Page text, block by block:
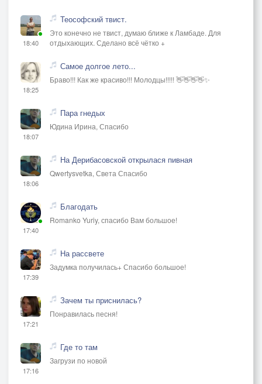
18:40
Теософский твист.
Это конечно не твист, думаю ближе к Ламбаде. Для
отдыхающих. Сделано всё чётко +
18:25
Самое долгое лето...
Браво!!! Как же красиво!!! Молодцы!!!!! 👋👋👋👋✨
18:07
Пара гнедых
Юдина Ирина, Спасибо
18:06
На Дерибасовской открылася пивная
Qwertysvetka, Света Спасибо
17:40
Благодать
Romanko Yuriy, спасибо Вам большое!
17:39
На рассвете
Задумка получилась+ Спасибо большое!
17:21
Зачем ты приснилась?
Понравилась песня!
17:16
Где то там
Загрузи по новой